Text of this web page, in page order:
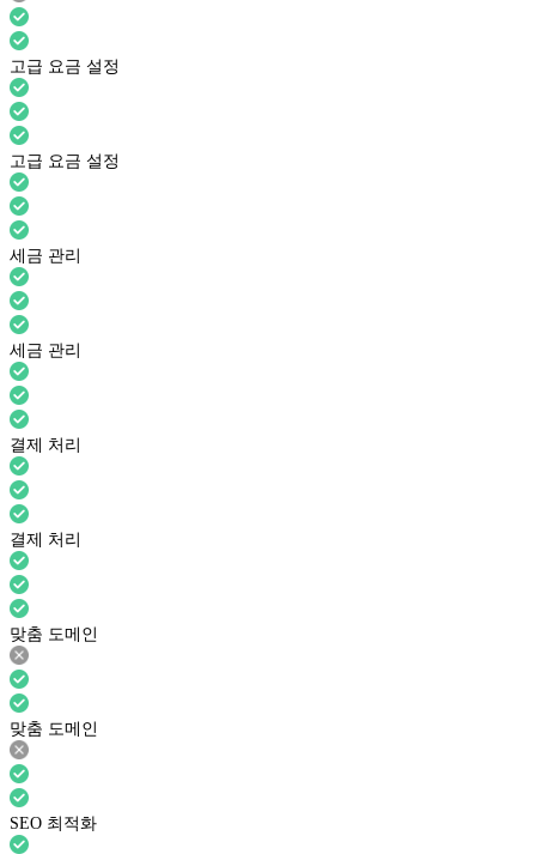
고급 요금 설정
고급 요금 설정
세금 관리
세금 관리
결제 처리
결제 처리
맞춤 도메인
맞춤 도메인
SEO 최적화